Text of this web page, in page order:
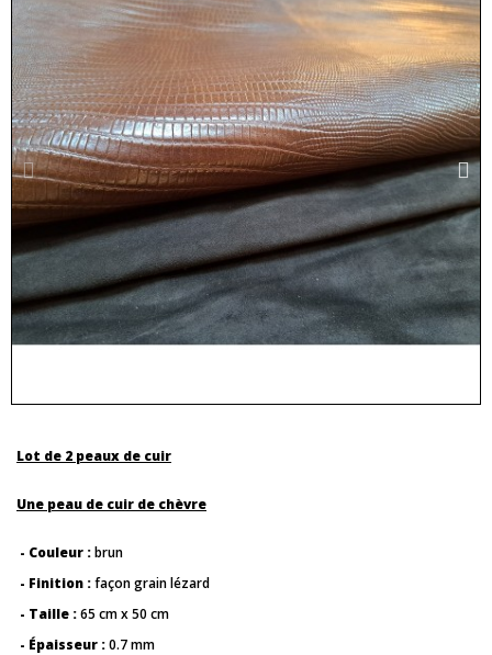
Lot de 2 peaux de cuir
Une peau de cuir de chèvre
- Couleur :brun
- Finition :façon grain lézard
- Taille :65 cm x 50 cm
- Épaisseur :0.7 mm